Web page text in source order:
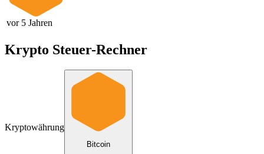
vor 5 Jahren
Krypto Steuer-Rechner
Kryptowährung
Bitcoin